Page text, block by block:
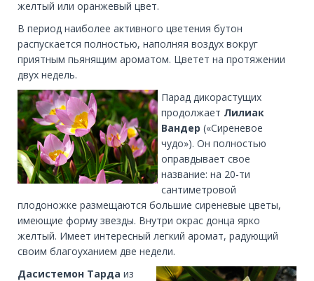
желтый или оранжевый цвет.
В период наиболее активного цветения бутон
распускается полностью, наполняя воздух вокруг
приятным пьянящим ароматом. Цветет на протяжении
двух недель.
Парад дикорастущих
продолжает Лилиак
Вандер («Сиреневое
чудо»). Он полностью
оправдывает свое
название: на 20-ти
сантиметровой
плодоножке размещаются большие сиреневые цветы,
имеющие форму звезды. Внутри окрас донца ярко
желтый. Имеет интересный легкий аромат, радующий
своим благоуханием две недели.
Дасистемон Тарда из